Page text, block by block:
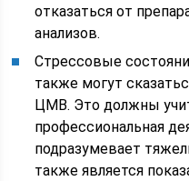
отказаться от
анализов.
Стрессовые
также могут
ЦМВ. Это должны
профессиональная
подразумевает
также является